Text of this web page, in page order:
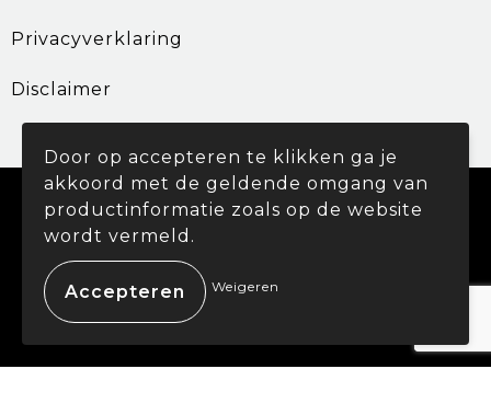
Privacyverklaring
Disclaimer
© Copyright Promohouse 2024
Door op accepteren te klikken ga je
akkoord met de geldende omgang van
productinformatie zoals op de website
wordt vermeld.
Weigeren